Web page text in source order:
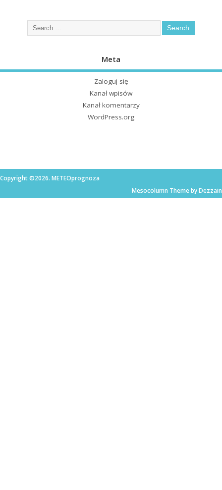
Meta
Zaloguj się
Kanał wpisów
Kanał komentarzy
WordPress.org
Copyright ©2026. METEOprognoza
Mesocolumn Theme by Dezzain